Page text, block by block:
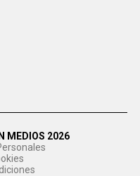
MEDIOS 2026